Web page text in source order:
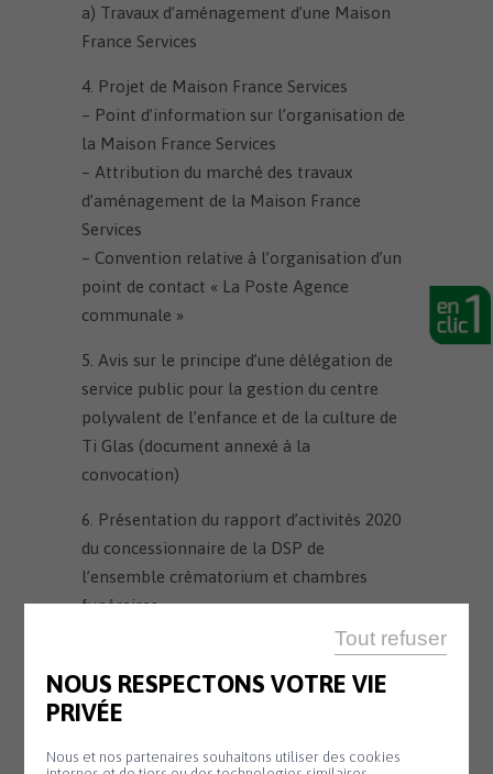
NOUS RESPECTONS VOTRE VIE
PRIVÉE
Nous et nos partenaires souhaitons utiliser des cookies
Tout refuser
a) Travaux d’aménagement d’une Maison
France Services
4. Projet de Maison France Services
– Point d’information sur l’organisation de
la Maison France Services
– Attribution du marché des travaux
d’aménagement de la Maison France
Services
– Convention relative à l’organisation d’un
point de contact « La Poste Agence
communale »
5. Avis sur le principe d’une délégation de
service public pour la gestion du centre
polyvalent de l’enfance et de la culture de
Ti Glas (document annexé à la
convocation)
6. Présentation du rapport d’activités 2020
du concessionnaire de la DSP de
l’ensemble crématorium et chambres
funéraires
7. Autorisation d’ouverture des commerces
de détail le dimanche
8. Questions diverses
9. Rapport des commissions